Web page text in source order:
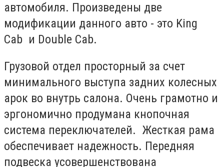
автомобиля. Произведены две
модификации данного авто - это King
Cab и Double Cab.
Грузовой отдел просторный за счет
минимального выступа задних колесных
арок во внутрь салона. Очень грамотно и
эргономично продумана кнопочная
система переключателей. Жесткая рама
обеспечивает надежность. Передняя
подвеска усовершенствована